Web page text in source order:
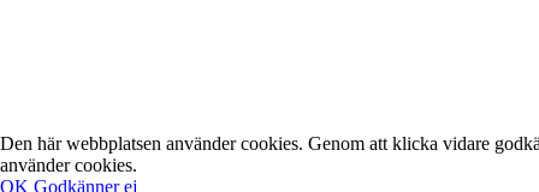
Den här webbplatsen använder cookies. Genom att klicka vidare
använder cookies.
OK Godkänner ej